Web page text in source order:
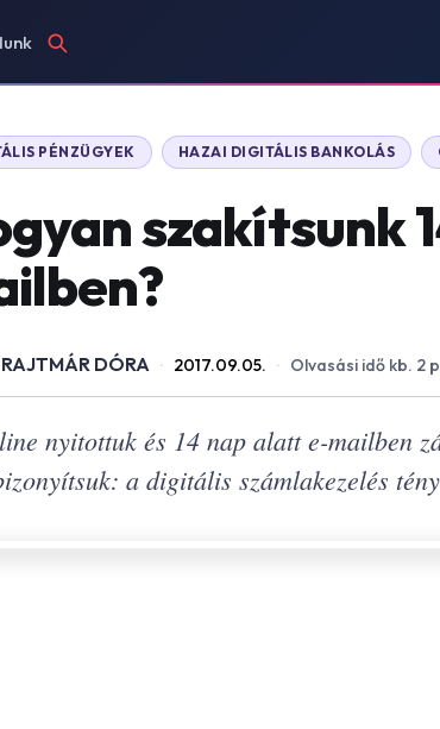
PÉNZÜGYEK HAZAI DIGITÁLIS BANKOLÁS
szakítsunk
RAJTMÁR DÓRA · 2017.09.05. · Olvasási idő kb. 2
nyitottuk és 14 nap alatt e-mailben
a digitális számlakezelés